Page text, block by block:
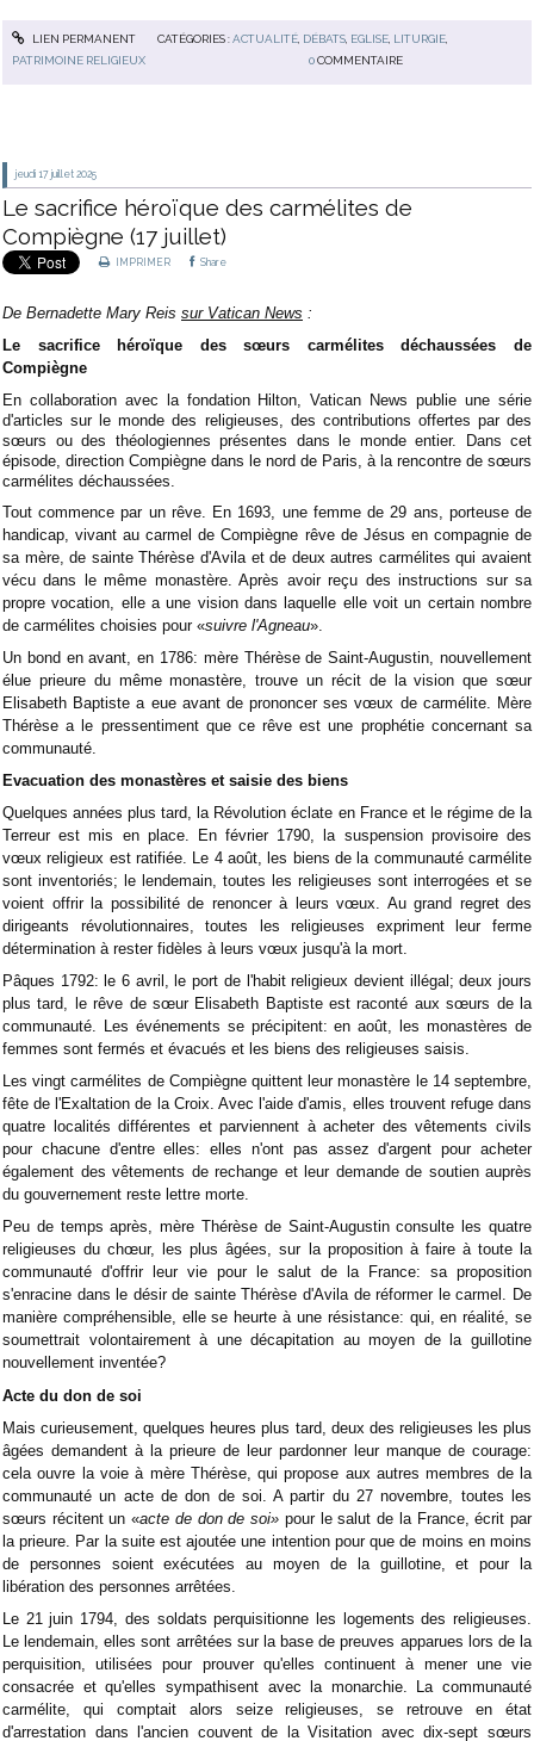
LIEN PERMANENT CATÉGORIES :ACTUALITÉ, DÉBATS, EGLISE, LITURGIE,
PATRIMOINE RELIGIEUX
0 COMMENTAIRE
jeudi 17 juillet 2025
Le sacrifice héroïque des carmélites de
Compiègne (17 juillet)
IMPRIMER Share
De Bernadette Mary Reis sur Vatican News :
Le sacrifice héroïque des sœurs carmélites déchaussées de
Compiègne
En collaboration avec la fondation Hilton, Vatican News publie une série
d'articles sur le monde des religieuses, des contributions offertes par des
sœurs ou des théologiennes présentes dans le monde entier. Dans cet
épisode, direction Compiègne dans le nord de Paris, à la rencontre de sœurs
carmélites déchaussées.
Tout commence par un rêve. En 1693, une femme de 29 ans, porteuse de
handicap, vivant au carmel de Compiègne rêve de Jésus en compagnie de
sa mère, de sainte Thérèse d'Avila et de deux autres carmélites qui avaient
vécu dans le même monastère. Après avoir reçu des instructions sur sa
propre vocation, elle a une vision dans laquelle elle voit un certain nombre
de carmélites choisies pour «suivre l'Agneau».
Un bond en avant, en 1786: mère Thérèse de Saint-Augustin, nouvellement
élue prieure du même monastère, trouve un récit de la vision que sœur
Elisabeth Baptiste a eue avant de prononcer ses vœux de carmélite. Mère
Thérèse a le pressentiment que ce rêve est une prophétie concernant sa
communauté.
Evacuation des monastères et saisie des biens
Quelques années plus tard, la Révolution éclate en France et le régime de la
Terreur est mis en place. En février 1790, la suspension provisoire des
vœux religieux est ratifiée. Le 4 août, les biens de la communauté carmélite
sont inventoriés; le lendemain, toutes les religieuses sont interrogées et se
voient offrir la possibilité de renoncer à leurs vœux. Au grand regret des
dirigeants révolutionnaires, toutes les religieuses expriment leur ferme
détermination à rester fidèles à leurs vœux jusqu'à la mort.
Pâques 1792: le 6 avril, le port de l'habit religieux devient illégal; deux jours
plus tard, le rêve de sœur Elisabeth Baptiste est raconté aux sœurs de la
communauté. Les événements se précipitent: en août, les monastères de
femmes sont fermés et évacués et les biens des religieuses saisis.
Les vingt carmélites de Compiègne quittent leur monastère le 14 septembre,
fête de l'Exaltation de la Croix. Avec l'aide d'amis, elles trouvent refuge dans
quatre localités différentes et parviennent à acheter des vêtements civils
pour chacune d'entre elles: elles n'ont pas assez d'argent pour acheter
également des vêtements de rechange et leur demande de soutien auprès
du gouvernement reste lettre morte.
Peu de temps après, mère Thérèse de Saint-Augustin consulte les quatre
religieuses du chœur, les plus âgées, sur la proposition à faire à toute la
communauté d'offrir leur vie pour le salut de la France: sa proposition
s'enracine dans le désir de sainte Thérèse d'Avila de réformer le carmel. De
manière compréhensible, elle se heurte à une résistance: qui, en réalité, se
soumettrait volontairement à une décapitation au moyen de la guillotine
nouvellement inventée?
Acte du don de soi
Mais curieusement, quelques heures plus tard, deux des religieuses les plus
âgées demandent à la prieure de leur pardonner leur manque de courage:
cela ouvre la voie à mère Thérèse, qui propose aux autres membres de la
communauté un acte de don de soi. A partir du 27 novembre, toutes les
sœurs récitent un «acte de don de soi» pour le salut de la France, écrit par
la prieure. Par la suite est ajoutée une intention pour que de moins en moins
de personnes soient exécutées au moyen de la guillotine, et pour la
libération des personnes arrêtées.
Le 21 juin 1794, des soldats perquisitionne les logements des religieuses.
Le lendemain, elles sont arrêtées sur la base de preuves apparues lors de la
perquisition, utilisées pour prouver qu'elles continuent à mener une vie
consacrée et qu'elles sympathisent avec la monarchie. La communauté
carmélite, qui comptait alors seize religieuses, se retrouve en état
d'arrestation dans l'ancien couvent de la Visitation avec dix-sept sœurs